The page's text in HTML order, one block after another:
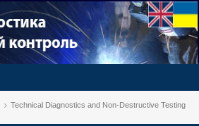
Technical Diagnostics and Non-Destructive Testing